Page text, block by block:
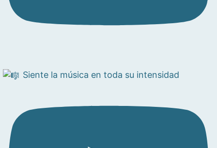
Siente la música en toda su intensidad